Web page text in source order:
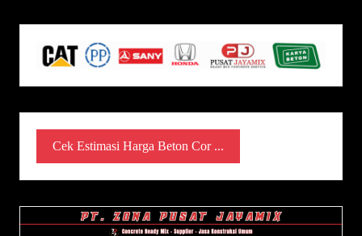
Cek Estimasi Harga Beton Cor ...